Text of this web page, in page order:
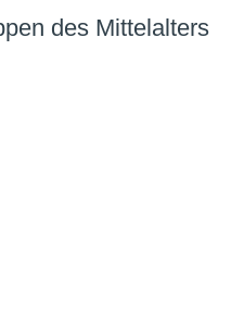
des Mittelalters